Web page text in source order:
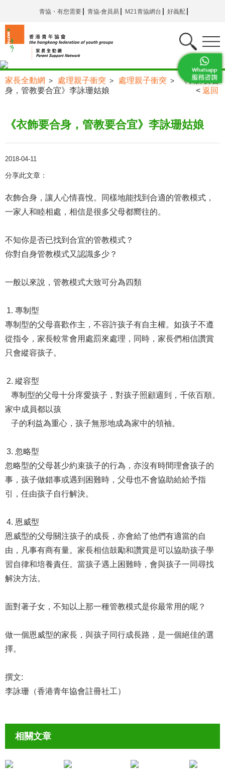
青協・有您需要 青協‧會員易 M21青協網台 好義配
家長全動網 > 處理親子衝突 > 處理親子衝突 >
《衣飾要合
身，管教要合宜》李詠珊姑娘
< 返回
《衣飾要合身，管教要合宜》李詠珊姑娘
2018-04-11
分享此文章：
衣飾合身，讓人心情喜悅。同樣地能找到合適的管教模式，
一家人和睦相處，相信是很多父母都嚮往的。
不知你是否已找到合宜的管教模式？
你對自身管教模式又認識多少？
一般以來說，管教模式大致可分為四類
專制型
專制型的父母喜歡作主，不容許孩子有自主權。如孩子不遵
從指令，家長較常會用處罰來處理，同時，家長們相信讚賞
只會縱容孩子。
縱容型
專制型的父母十分庝愛孩子，對孩子照顧週到，千依百順。
家中成員都以孩
子的利益為重心，孩子無形地成為家中的領袖。
忽略型
忽略型的父母甚少約束孩子的行為，亦沒有時間理會孩子的
事，孩子做錯事或遇到困難時，父母也不會協助給給予指
引，任由孩子自行解決。
恩威型
恩威型的父母關注孩子的成長，亦會給了他們有適當的自
由，凡事有商有量。家長相信鼓勵和讚賞是可以協助孩子學
習自律和培養責任。當孩子遇上困難時，會與孩子一同尋找
解決方法。
面對著子女，不知以上那一種管教模式是你最常用的呢？
做一個恩威型的家長，與孩子同行成長路，是一個絕佳的選
擇。
撰文:
李詠珊（香港青年協會註冊社工）
相關文章
處理親子衝突